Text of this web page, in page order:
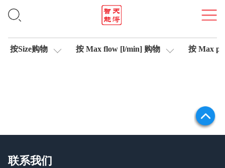
比例阀
按Size购物 按 Max flow [l/min] 购物 按 Max
联系我们